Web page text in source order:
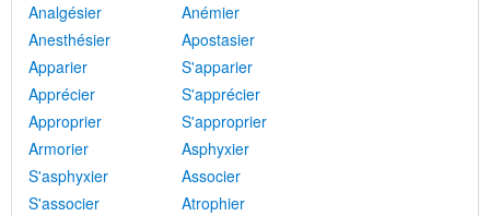
Analgésier
Anémier
Anesthésier
Apostasier
Apparier
S'apparier
Apprécier
S'apprécier
Approprier
S'approprier
Armorier
Asphyxier
S'asphyxier
Associer
S'associer
Atrophier